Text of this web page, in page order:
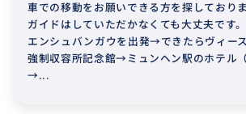
車での移動をお願いできる方を探しており
ガイドはしていただかなくても大丈夫です
エンシュバンガウを出発→できたらヴィー
強制収容所記念館→ミュンヘン駅のホテル
→...